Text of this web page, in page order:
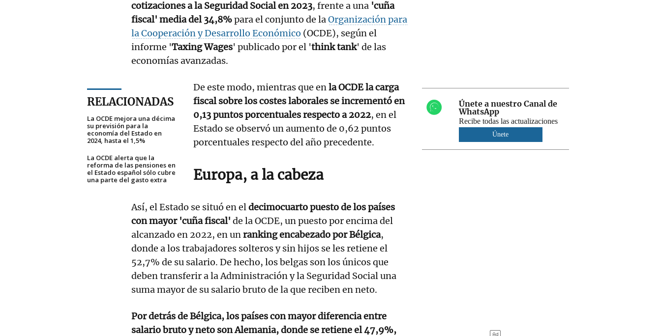
cotizaciones a la Seguridad Social en 2023, frente a una 'cuña
fiscal' media del 34,8%para el conjunto de laOrganización para
la Cooperación y Desarrollo Económico (OCDE), según el
informe 'Taxing Wages' publicado por el 'think tank' de las
economías avanzadas.
RELACIONADAS
La OCDE mejora una décima
su previsión para la
economía del Estado en
2024, hasta el 1,5%
La OCDE alerta que la
reforma de las pensiones en
el Estado español sólo cubre
una parte del gasto extra
De este modo, mientras que enla OCDE la carga
fiscal sobre los costes laborales se incrementó en
0,13 puntos porcentuales respecto a 2022, en el
Estado se observó un aumento de 0,62 puntos
porcentuales respecto del año precedente.
Europa, a la cabeza
Así, el Estado se situó en eldecimocuarto puesto de los países
con mayor 'cuña fiscal' de la OCDE, un puesto por encima del
alcanzado en 2022, en unranking encabezado por Bélgica,
donde a los trabajadores solteros y sin hijos se les retiene el
52,7% de su salario. De hecho, los belgas son los únicos que
deben transferir a la Administración y la Seguridad Social una
suma mayor de su salario bruto de la que reciben en neto.
Por detrás de Bélgica, los países con mayor diferencia entre
salario bruto y neto son Alemania, donde se retiene el 47,9%,
Únete a nuestro Canal de
WhatsApp
Recibe todas las actualizaciones
Únete